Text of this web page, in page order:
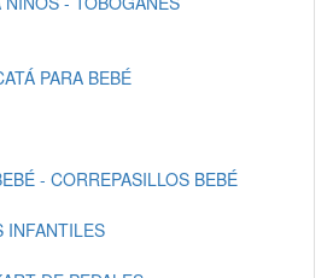
PARA BEBÉ
- CORREPASILLOS BEBÉ
INFANTILES